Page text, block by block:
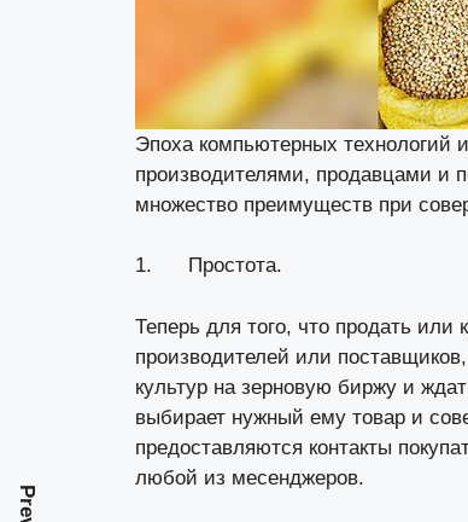
Эпоха компьютерных технологий
производителями, продавцами и
множество преимуществ при
1. Простота.
Теперь для того, что продать или
производителей или
культур на зерновую биржу и
выбирает нужный ему товар и
предоставляются контакты
любой из месенджеров.